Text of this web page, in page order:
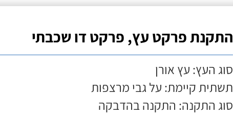
התקנת פרקט עץ, פרקט דו שכבתי
סוג העץ: עץ אורן
תשתית קיימת: על גבי מרצפות
סוג התקנה: התקנה בהדבקה